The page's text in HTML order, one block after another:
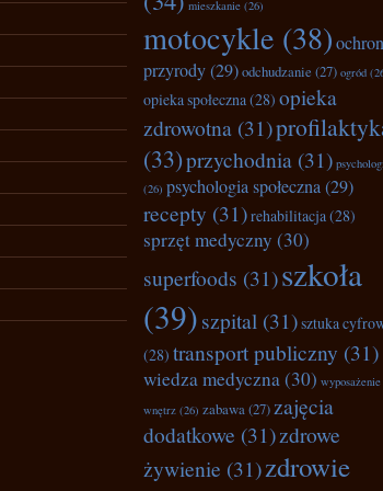
mieszkanie (26)
motocykle (38)
przyrody(29)odchudzanie (27) ogród
opieka społeczna(28) opieka
zdrowotna (31)
(33)przychodnia (31)
(26) psychologia społeczna(29)
recepty (31)rehabilitacja(28)
sprzęt medyczny (30)
superfoods (31)szkoła
(39)szpital (31)sztuka
(28) transport publiczny (31)
wiedza medyczna(30) wyposażenie
wnętrz (26) zabawa(27) zajęcia
dodatkowe (31)zdrowe
żywienie (31)zdrowie